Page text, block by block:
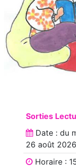
Sorties
Date : du
26 août 2026
Horaire :